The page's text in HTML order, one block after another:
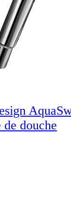
douche